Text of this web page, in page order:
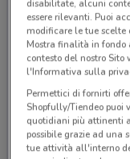
Ci dispiace, al
volantini
disabilitate, alcuni
essere rilevanti. Puoi
modificare le tue scelte
Mostra finalità in fondo
contesto del nostro
l'Informativa sulla
Permettici di fornirti
Shopfully/Tiendeo puoi
quotidiani più attinenti
possibile grazie ad una
tue attività all'interno